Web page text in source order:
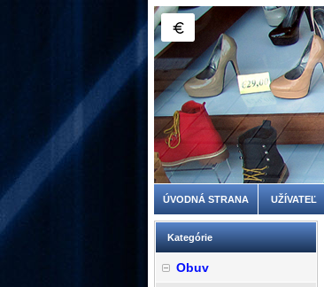
ÚVODNÁ STRANA UŽÍVATEĽ
Kategórie
Obuv